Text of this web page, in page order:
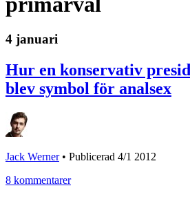
4 januari
Hur en konservativ
blev symbol för analsex
Jack Werner• Publicerad 4/1 2012
8 kommentarer